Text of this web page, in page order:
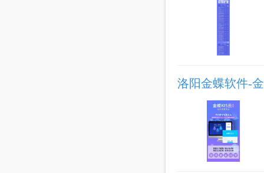
洛阳金蝶软件-